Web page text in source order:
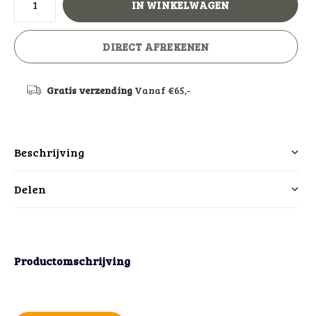
IN WINKELWAGEN
DIRECT AFREKENEN
Gratis verzendingVanaf €65,-
Beschrijving
Delen
Productomschrijving